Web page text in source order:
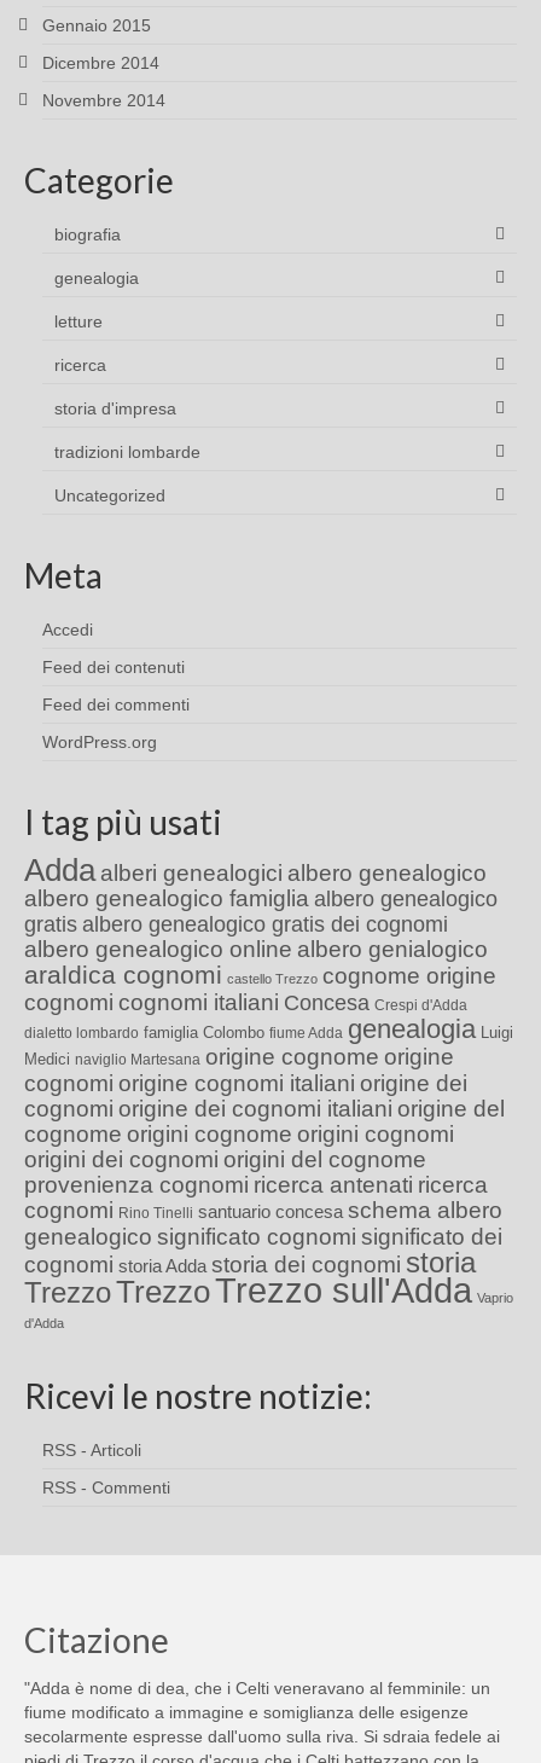
Gennaio 2015
Dicembre 2014
Novembre 2014
Categorie
biografia
genealogia
letture
ricerca
storia d'impresa
tradizioni lombarde
Uncategorized
Meta
Accedi
Feed dei contenuti
Feed dei commenti
WordPress.org
I tag più usati
Adda alberi genealogici albero genealogico
albero genealogico famiglia albero genealogico
gratis albero genealogico gratis dei cognomi
albero genealogico online albero genialogico
araldica cognomi castello Trezzo cognome origine
cognomi cognomi italiani Concesa Crespi d'Adda
dialetto lombardo famiglia Colombo fiume Adda genealogia Luigi
Medici naviglio Martesana origine cognome origine
cognomi origine cognomi italiani origine dei
cognomi origine dei cognomi italiani origine del
cognome origini cognome origini cognomi
origini dei cognomi origini del cognome
provenienza cognomi ricerca antenati ricerca
cognomi Rino Tinelli santuario concesa schema albero
genealogico significato cognomi significato dei
cognomi storia Adda storia dei cognomi storia
TrezzoTrezzoTrezzo sull'Adda Vaprio
d'Adda
Ricevi le nostre notizie:
RSS - Articoli
RSS - Commenti
Citazione
"Adda è nome di dea, che i Celti veneravano al femminile: un
fiume modificato a immagine e somiglianza delle esigenze
secolarmente espresse dall'uomo sulla riva. Si sdraia fedele ai